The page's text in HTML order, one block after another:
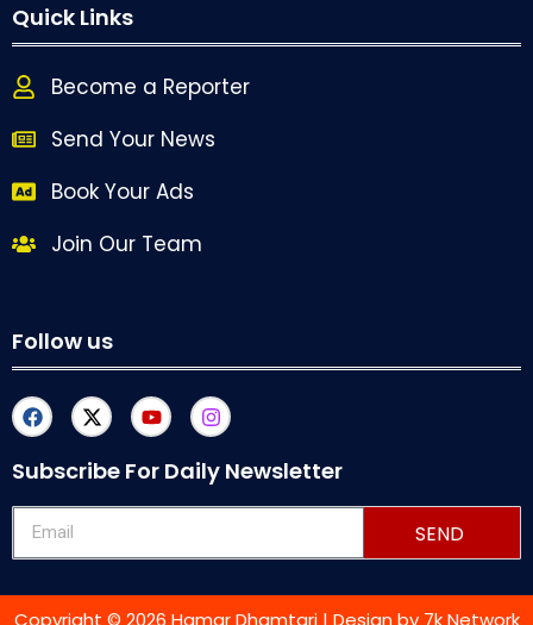
Quick Links
Become a Reporter
Send Your News
Book Your Ads
Join Our Team
Follow us
Subscribe For Daily Newsletter
SEND
Copyright © 2026 Hamar Dhamtari | Design by 7k Network